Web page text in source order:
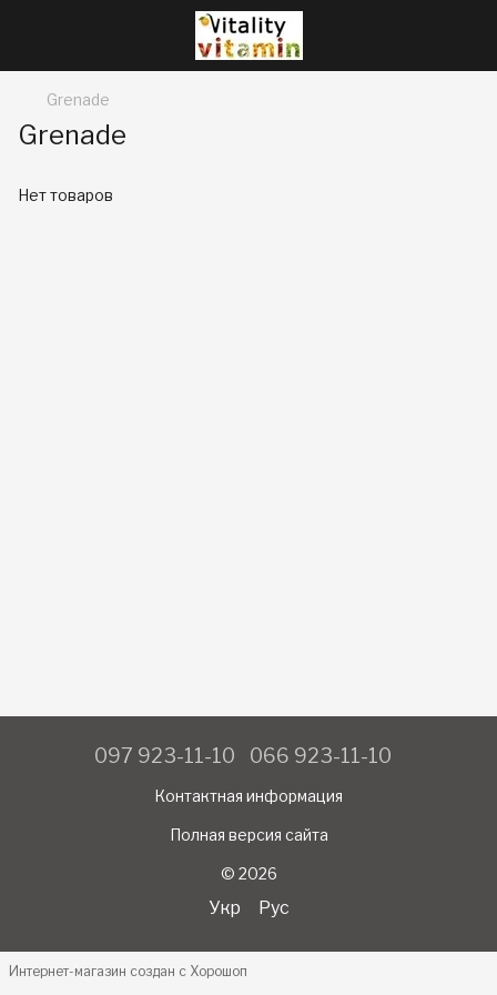
Grenade
Grenade
Нет товаров
097 923-11-10 066 923-11-10
Контактная информация
Полная версия сайта
© 2026
Укр Рус
Интернет-магазин создан с Хорошоп